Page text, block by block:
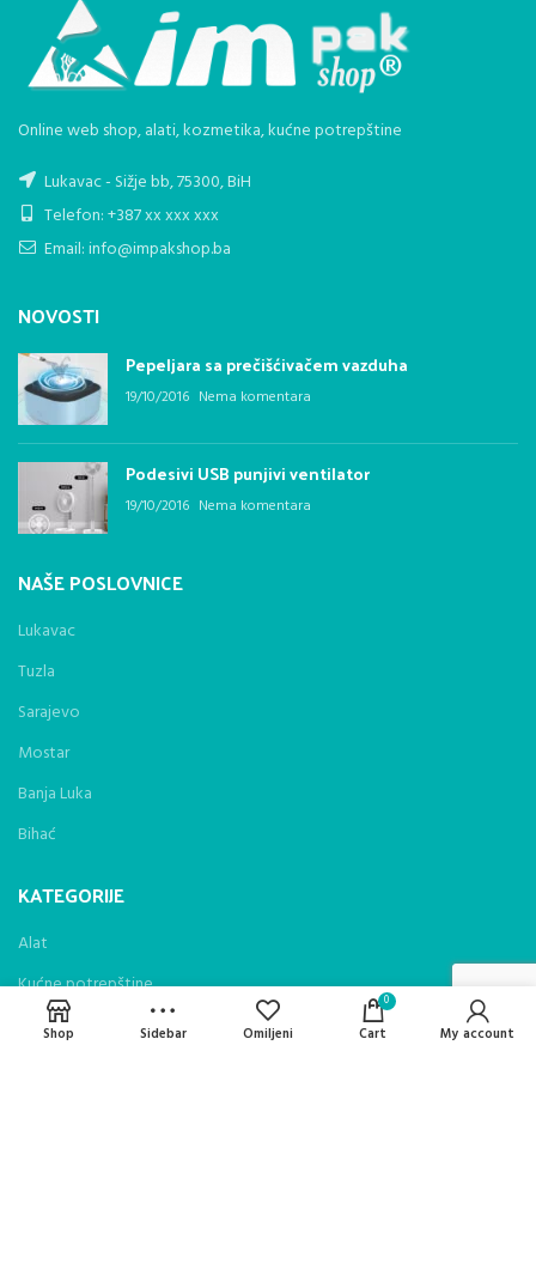
Online web shop, alati, kozmetika, kućne potrepštine
Lukavac - Sižje bb, 75300, BiH
Telefon: +387 xx xxx xxx
Email: info@impakshop.ba
NOVOSTI
Pepeljara sa prečišćivačem vazduha
19/10/2016 Nema komentara
Podesivi USB punjivi ventilator
19/10/2016 Nema komentara
NAŠE POSLOVNICE
Lukavac
Tuzla
Sarajevo
Mostar
Banja Luka
Bihać
KATEGORIJE
Alat
Kućne potrepštine
Oprema za kampovanje
Shop Sidebar Omiljeni
0
Cart My account